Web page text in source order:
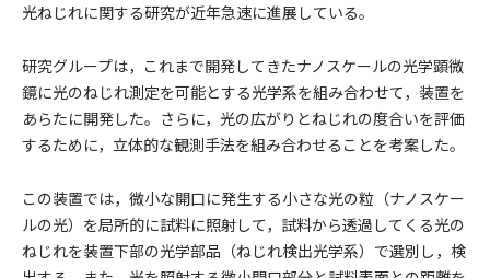
光ねじれに関する研究が近年急速に進展している。
研究グループは，これまで開発してきたナノスケールの光学顕微
鏡に光のねじれ測定を可能とする光学系を組み合わせて，装置を
あらたに開発した。さらに，光の広がりとねじれの度合いを評価
するために，立体的な観測手法を組み合わせることを考案した。
この装置では，微小な開口に発生する小さな光の粒（ナノスケー
ルの光）を局所的に試料に照射して，試料から透過してくる光の
ねじれを装置下部の光学部品（ねじれ検出光学系）で選別し，検